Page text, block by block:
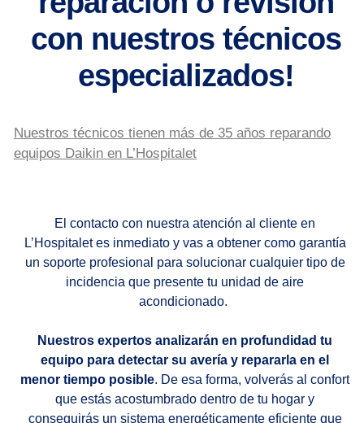
con nuestros técnicos
especializados!
Nuestros técnicos tienen más de 35 años reparando
equipos Daikin en L’Hospitalet
El contacto con nuestra atención al cliente en
L’Hospitalet es inmediato y vas a obtener como garantía
un soporte profesional para solucionar cualquier tipo de
incidencia que presente tu unidad de aire
acondicionado.
Nuestros expertos analizarán en profundidad tu
equipo para detectar su avería y repararla en el
menor tiempo posible. De esa forma, volverás al confort
que estás acostumbrado dentro de tu hogar y
conseguirás un sistema energéticamente eficiente que